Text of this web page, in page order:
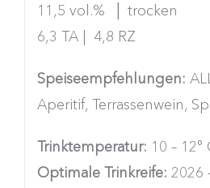
11,5 vol.% │ trocken
6,3 TA | 4,8 RZ
Speiseempfehlungen:
Aperitif, Terrassenwein,
Trinktemperatur: 10 – 12°
Optimale Trinkreife: 2026